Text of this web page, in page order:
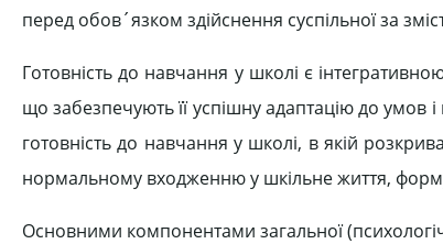
перед обов´язком здійснення суспільної за
Готовність до навчання у школі є
що забезпечують її успішну адаптацію до умов
готовність до навчання у школі, в якій
нормальному входженню у шкільне життя,
Основними компонентами загальної